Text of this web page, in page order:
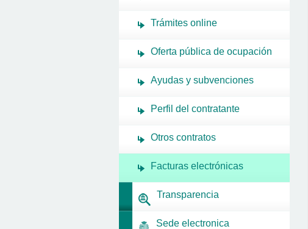
Trámites online
Oferta pública de ocupación
Ayudas y subvenciones
Perfil del contratante
Otros contratos
Facturas electrónicas
Transparencia
Sede electronica